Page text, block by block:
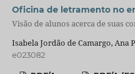
Oficina de letramento no
Visão de alunos acerca de suas
Isabela Jordão de Camargo, Ana
e023082